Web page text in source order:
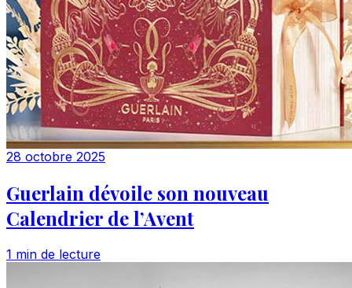
28 octobre 2025
Guerlain dévoile son nouveau
Calendrier de l’Avent
1 min de lecture